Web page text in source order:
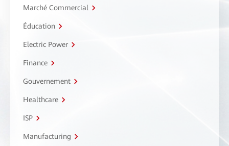
Marché Commercial
Éducation
Electric Power
Finance
Gouvernement
Healthcare
ISP
Manufacturing